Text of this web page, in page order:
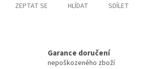
ZEPTAT SE HLÍDAT SDÍLET
Garance doručení
nepoškozeného zboží